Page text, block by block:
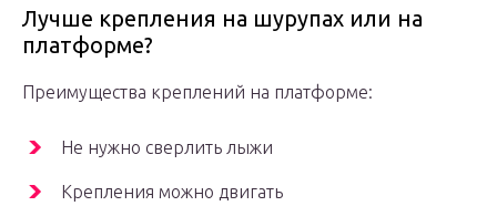
Лучше крепления на шурупах или на
платформе?
Преимущества креплений на платформе:
Не нужно сверлить лыжи
Крепления можно двигать